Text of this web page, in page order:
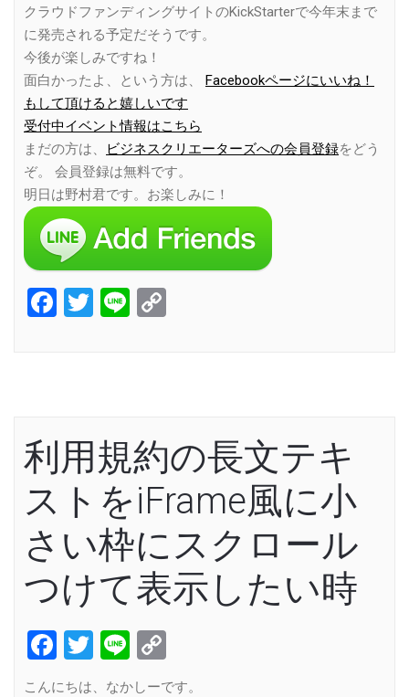
クラウドファンディングサイトのKickStarterで今年末まで
に発売される予定だそうです。
今後が楽しみですね！
面白かったよ、という方は、 Facebookページにいいね！
もして頂けると嬉しいです
受付中イベント情報はこちら
まだの方は、
ビジネスクリエーターズへの会員登録をどう
ぞ。 会員登録は無料です。
明日は野村君です。お楽しみに！
Facebook
Twitter
Line
利用規約の長文テキ
ストをiFrame風に小
さい枠にスクロール
つけて表示したい時
Facebook
Twitter
Line
Link
こんにちは、なかしーです。